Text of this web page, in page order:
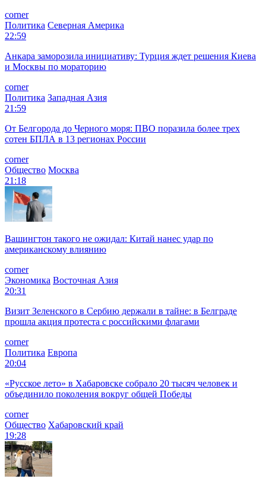
corner
Политика Северная Америка
22:59
Анкара заморозила инициативу: Турция ждет решения Киева
и Москвы по мораторию
corner
Политика Западная Азия
21:59
От Белгорода до Черного моря: ПВО поразила более трех
сотен БПЛА в 13 регионах России
corner
Общество Москва
21:18
Вашингтон такого не ожидал: Китай нанес удар по
американскому влиянию
corner
Экономика Восточная Азия
20:31
Визит Зеленского в Сербию держали в тайне: в Белграде
прошла акция протеста с российскими флагами
corner
Политика Европа
20:04
«Русское лето» в Хабаровске собрало 20 тысяч человек и
объединило поколения вокруг общей Победы
corner
Общество Хабаровский край
19:28